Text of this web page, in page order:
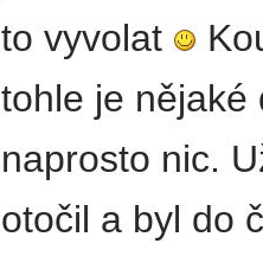
to vyvolat
tohle je nějaké
naprosto nic.
otočil a byl do